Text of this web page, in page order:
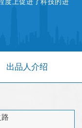
出品人介绍